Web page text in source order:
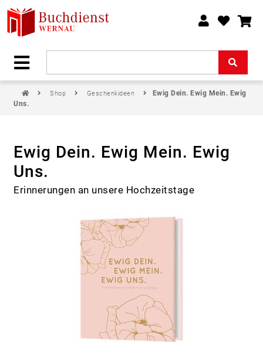
Shop Geschenkideen
Ewig Dein. Ewig Mein. Ewig
Uns.
Ewig Dein. Ewig Mein. Ewig
Uns.
Erinnerungen an unsere Hochzeitstage